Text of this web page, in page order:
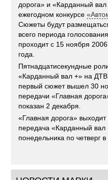
дорога» и «Карданный
ежегодном конкурсе
Сюжеты будут
всего периода
проходит с 15 ноября
года.
Пятнадцатисекундные
«Карданный вал +» на ДТВ
первый сюжет вышел 30
передачи «Главная
показан 2 декабря.
«Главная дорога»
передача «Карданный вал
понедельника по четверг